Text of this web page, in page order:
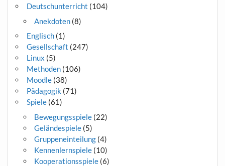
Deutschunterricht (104)
Anekdoten(8)
Englisch(1)
Gesellschaft (247)
Linux (5)
Methoden(106)
Moodle(38)
Pädagogik (71)
Spiele(61)
Bewegungsspiele(22)
Geländespiele(5)
Gruppeneinteilung(4)
Kennenlernspiele(10)
Kooperationsspiele(6)